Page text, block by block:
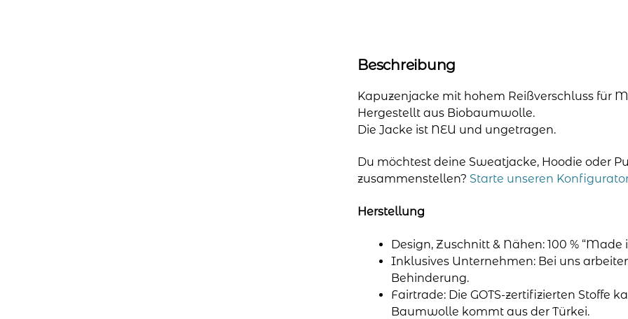
Beschreibung
Kapuzenjacke mit hohem Reißverschluss für
Hergestellt aus Biobaumwolle.
Die Jacke ist NEU und ungetragen.
Du möchtest deine Sweatjacke, Hoodie oder
zusammenstellen? Starte unseren
Herstellung
Design, Zuschnitt & Nähen: 100 % “Made
Inklusives Unternehmen: Bei uns
Behinderung.
Fairtrade: Die GOTS-zertifizierten Stoffe
Baumwolle kommt aus der Türkei.